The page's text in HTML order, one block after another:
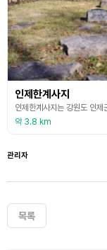
인제한계사지
약 3.8 km
관리자
목록